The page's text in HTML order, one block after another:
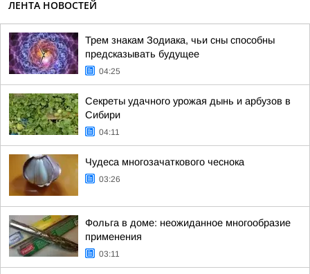
ЛЕНТА НОВОСТЕЙ
Трем знакам Зодиака, чьи сны способны
предсказывать будущее
04:25
Секреты удачного урожая дынь и арбузов в
Сибири
04:11
Чудеса многозачаткового чеснока
03:26
Фольга в доме: неожиданное многообразие
применения
03:11